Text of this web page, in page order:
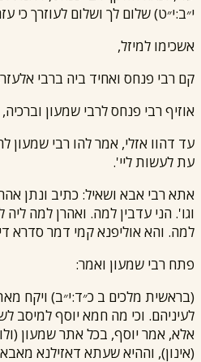
י״ב:י״ט) שלום לך ושלום לעוזרך כי
אשכימו למיזל,
קם רבי פנחס ואחיד ביה ברבי אלעזר
אוזיףרבי פנחסלרבי שמעון
עד דהוו אזלי, אמר להו רבי שמעון
עת לעשות ליי'.
אתארבי אבא ושאיל: כתיב ונתן
וגו'. הני עדבין למה. ואהרן למה
למה. והא אוליפנא קמי דמר סדרא
פתח רבי שמעון ואמר:
(בראשית מלכים ב כ״ד:י״ב) ויקח
לעיניהם. וכי מה חמא יוסף למיסב
אלא, אמר יוסף, בכל אתר שמעון
(אינון), וההיא שעתא דאזילנא